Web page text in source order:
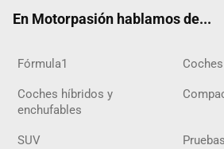
En Motorpasión hablamos de...
Fórmula1
Coches híbridos y
enchufables
SUV